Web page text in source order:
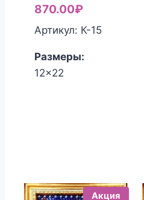
составляла
870.00₽Текущая
цена:
Артикул: К-15
Размеры:
12x22
Акция